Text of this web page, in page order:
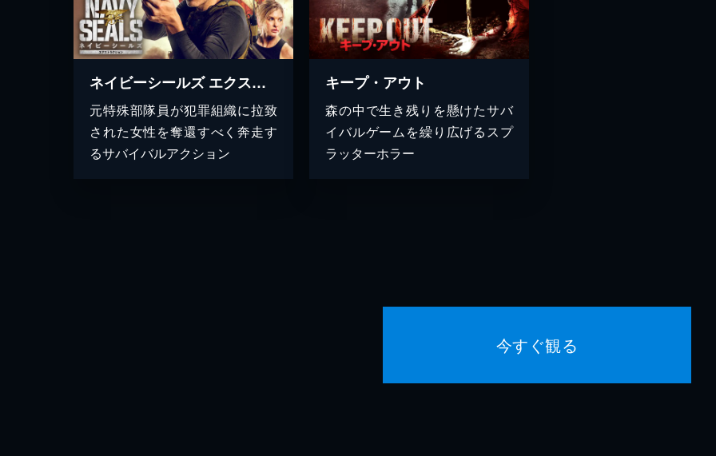
ネイビーシールズ エクストラクション
元特殊部隊員が犯罪組織に拉致
された女性を奪還すべく奔走す
るサバイバルアクション
キープ・アウト
森の中で生き残りを懸けたサバ
イバルゲームを繰り広げるスプ
ラッターホラー
今すぐ観る